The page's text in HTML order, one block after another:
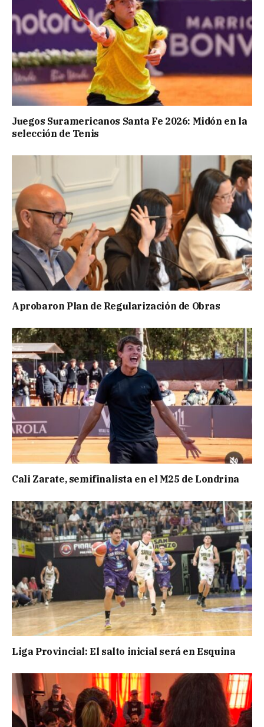
Juegos Suramericanos Santa Fe 2026: Midón en la
selección de Tenis
Aprobaron Plan de Regularización de Obras
Cali Zarate, semifinalista en el M25 de Londrina
Liga Provincial: El salto inicial será en Esquina